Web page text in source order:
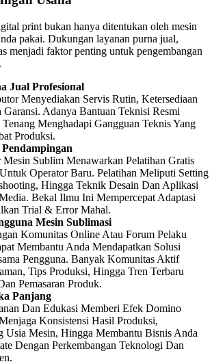
print bukan hanya ditentukan oleh mesin
pakai. Dukungan layanan purna jual,
menjadi faktor penting untuk pengembangan
Jual Profesional
Menyediakan Servis Rutin, Ketersediaan
Garansi. Adanya Bantuan Teknisi Resmi
Menghadapi Gangguan Teknis Yang
Produksi.
Sublim Menawarkan Pelatihan Gratis
Operator Baru. Pelatihan Meliputi Setting
Hingga Teknik Desain Dan Aplikasi
Bekal Ilmu Ini Mempercepat Adaptasi
Trial & Error Mahal.
Mesin Sublimasi
Komunitas Online Atau Forum Pelaku
Membantu Anda Mendapatkan Solusi
Pengguna. Banyak Komunitas Aktif
Tips Produksi, Hingga Tren Terbaru
Pemasaran Produk.
Panjang
Dan Edukasi Memberi Efek Domino
Konsistensi Hasil Produksi,
Usia Mesin, Hingga Membantu Bisnis Anda
Dengan Perkembangan Teknologi Dan